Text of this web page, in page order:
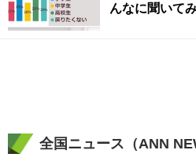
んなに聞いてみ
全国ニュース（ANN